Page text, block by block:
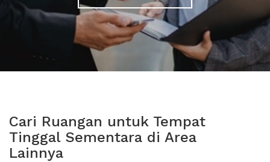
Cari Ruangan untuk Tempat
Tinggal Sementara di Area
Lainnya